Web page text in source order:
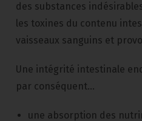
des substances
les toxines du contenu
vaisseaux sanguins et
Une intégrité intestinale
par conséquent…
une absorption des